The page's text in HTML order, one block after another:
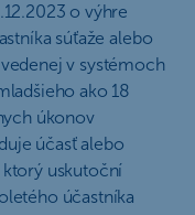
o výhre
súťaže alebo
v systémoch
ako 18
úkonov
účasť alebo
uskutoční
účastníka